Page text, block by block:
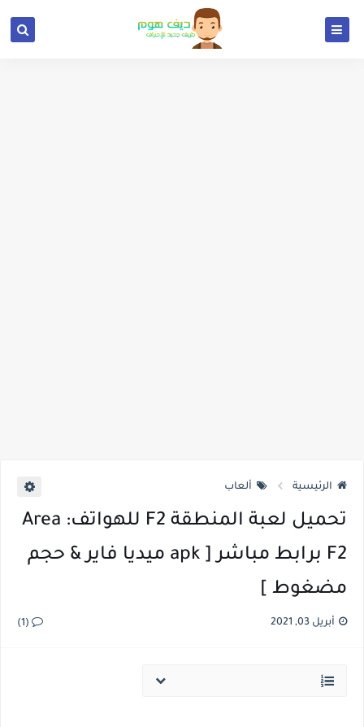
الرئيسية ألعاب
تحميل لعبة المنطقة F2 للهواتف: Area
F2 برابط مباشر [ apk ميديا فاير & حجم
مضغوط ]
أبريل 03, 2021 (1)